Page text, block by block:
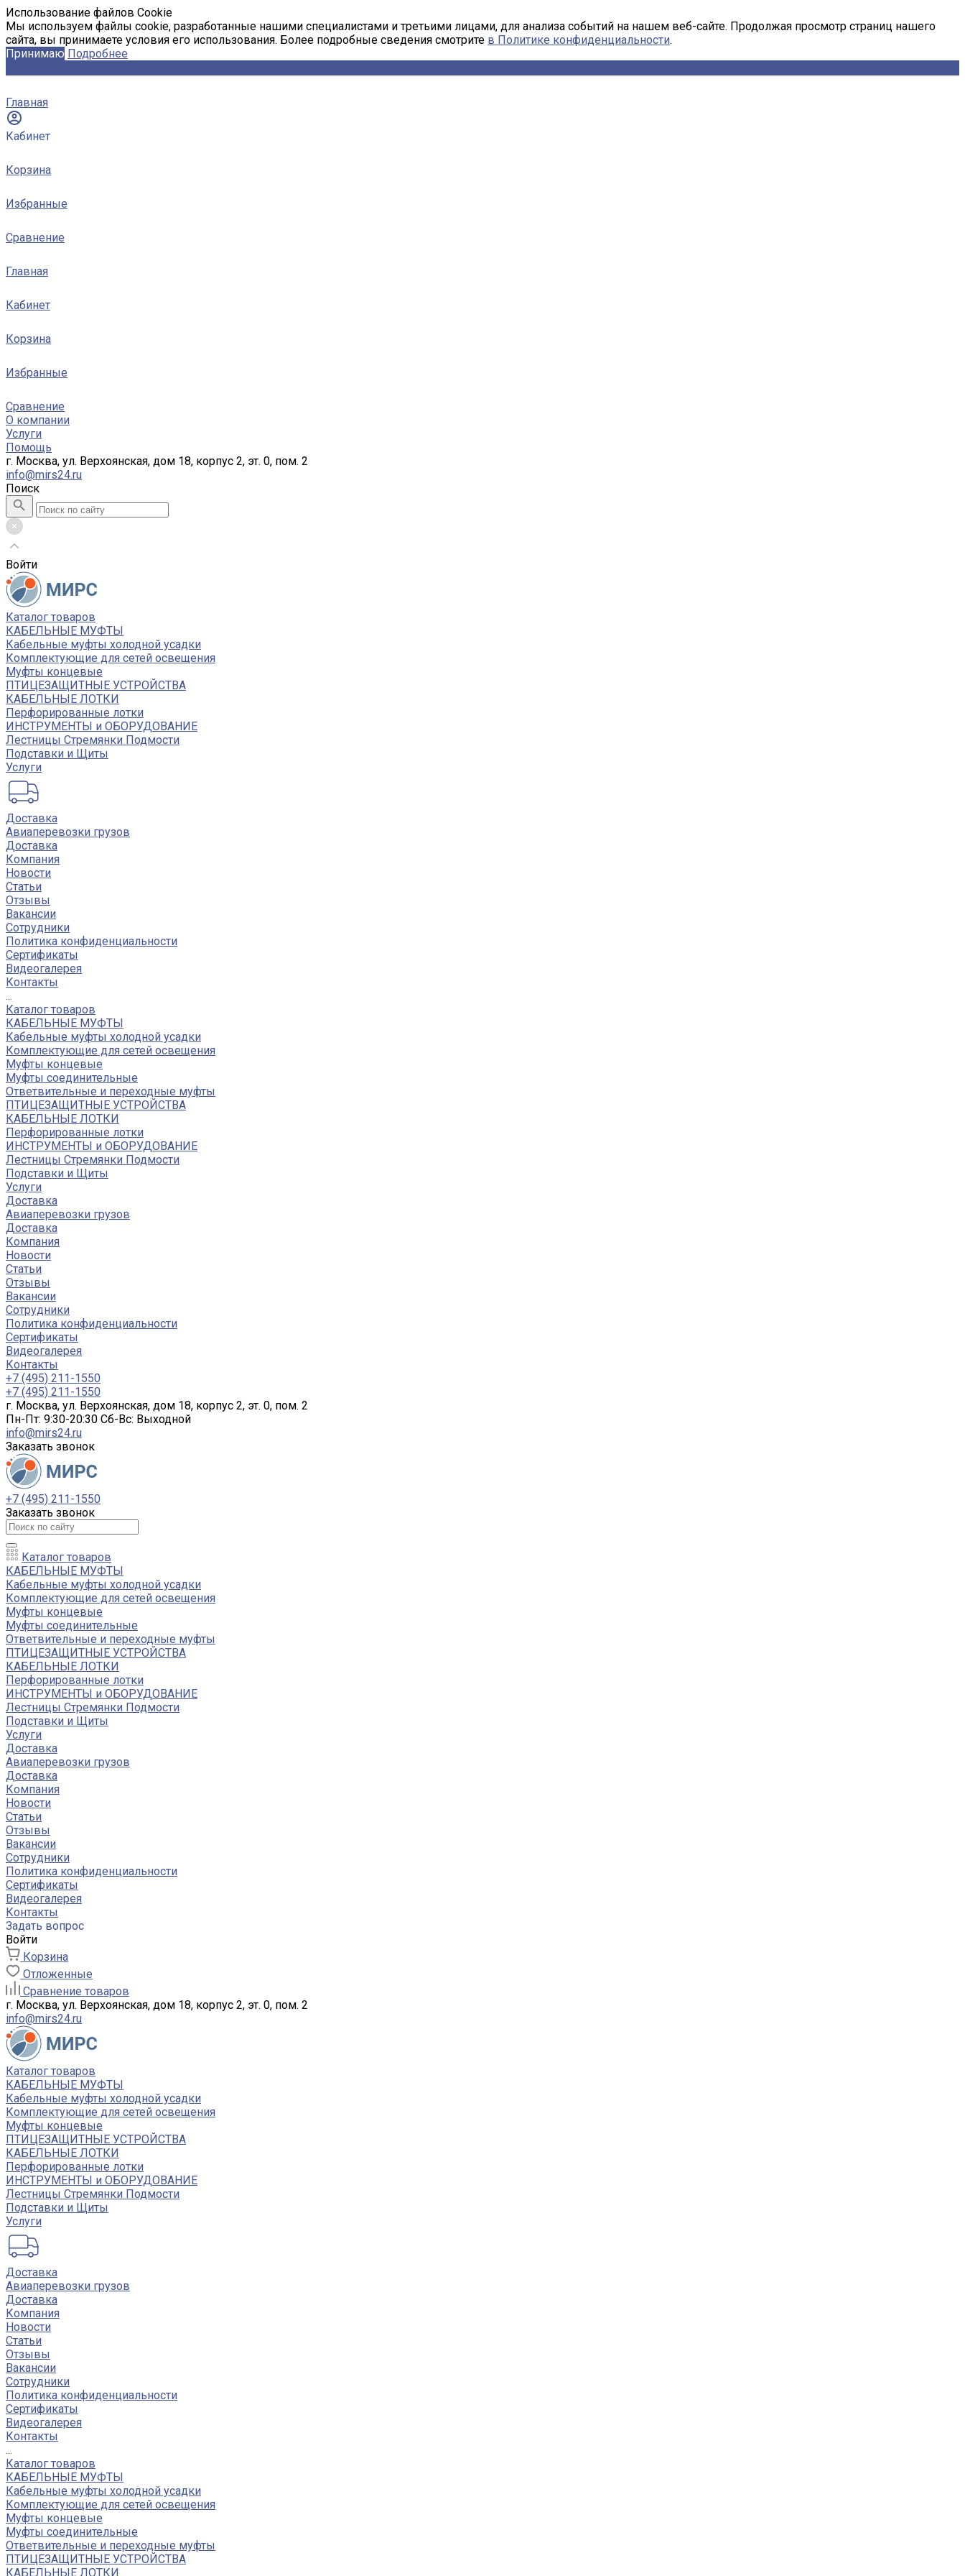
Использование файлов Cookie
Мы используем файлы cookie, разработанные нашими специалистами и третьими лицами, для анализа событий на нашем веб-сайте. Продолжая просмотр страниц нашего
сайта, вы принимаете условия его использования. Более подробные сведения смотрите в Политике конфиденциальности.
Принимаю Подробнее
Главная
Кабинет
Корзина
Избранные
Сравнение
Главная
Кабинет
Корзина
Избранные
Сравнение
О компании
Услуги
Помощь
г. Москва, ул. Верхоянская, дом 18, корпус 2, эт. 0, пом. 2
info@mirs24.ru
Поиск
Войти
Каталог товаров
КАБЕЛЬНЫЕ МУФТЫ
Кабельные муфты холодной усадки
Комплектующие для сетей освещения
Муфты концевые
ПТИЦЕЗАЩИТНЫЕ УСТРОЙСТВА
КАБЕЛЬНЫЕ ЛОТКИ
Перфорированные лотки
ИНСТРУМЕНТЫ и ОБОРУДОВАНИЕ
Лестницы Стремянки Подмости
Подставки и Щиты
Услуги
Доставка
Авиаперевозки грузов
Доставка
Компания
Новости
Статьи
Отзывы
Вакансии
Сотрудники
Политика конфиденциальности
Сертификаты
Видеогалерея
Контакты
...
Каталог товаров
КАБЕЛЬНЫЕ МУФТЫ
Кабельные муфты холодной усадки
Комплектующие для сетей освещения
Муфты концевые
Муфты соединительные
Ответвительные и переходные муфты
ПТИЦЕЗАЩИТНЫЕ УСТРОЙСТВА
КАБЕЛЬНЫЕ ЛОТКИ
Перфорированные лотки
ИНСТРУМЕНТЫ и ОБОРУДОВАНИЕ
Лестницы Стремянки Подмости
Подставки и Щиты
Услуги
Доставка
Авиаперевозки грузов
Доставка
Компания
Новости
Статьи
Отзывы
Вакансии
Сотрудники
Политика конфиденциальности
Сертификаты
Видеогалерея
Контакты
+7 (495) 211-1550
+7 (495) 211-1550
г. Москва, ул. Верхоянская, дом 18, корпус 2, эт. 0, пом. 2
Пн-Пт: 9:30-20:30 Cб-Вс: Выходной
info@mirs24.ru
Заказать звонок
+7 (495) 211-1550
Заказать звонок
Каталог товаров
КАБЕЛЬНЫЕ МУФТЫ
Кабельные муфты холодной усадки
Комплектующие для сетей освещения
Муфты концевые
Муфты соединительные
Ответвительные и переходные муфты
ПТИЦЕЗАЩИТНЫЕ УСТРОЙСТВА
КАБЕЛЬНЫЕ ЛОТКИ
Перфорированные лотки
ИНСТРУМЕНТЫ и ОБОРУДОВАНИЕ
Лестницы Стремянки Подмости
Подставки и Щиты
Услуги
Доставка
Авиаперевозки грузов
Доставка
Компания
Новости
Статьи
Отзывы
Вакансии
Сотрудники
Политика конфиденциальности
Сертификаты
Видеогалерея
Контакты
Задать вопрос
Войти
Корзина
Отложенные
Сравнение товаров
г. Москва, ул. Верхоянская, дом 18, корпус 2, эт. 0, пом. 2
info@mirs24.ru
Каталог товаров
КАБЕЛЬНЫЕ МУФТЫ
Кабельные муфты холодной усадки
Комплектующие для сетей освещения
Муфты концевые
ПТИЦЕЗАЩИТНЫЕ УСТРОЙСТВА
КАБЕЛЬНЫЕ ЛОТКИ
Перфорированные лотки
ИНСТРУМЕНТЫ и ОБОРУДОВАНИЕ
Лестницы Стремянки Подмости
Подставки и Щиты
Услуги
Доставка
Авиаперевозки грузов
Доставка
Компания
Новости
Статьи
Отзывы
Вакансии
Сотрудники
Политика конфиденциальности
Сертификаты
Видеогалерея
Контакты
...
Каталог товаров
КАБЕЛЬНЫЕ МУФТЫ
Кабельные муфты холодной усадки
Комплектующие для сетей освещения
Муфты концевые
Муфты соединительные
Ответвительные и переходные муфты
ПТИЦЕЗАЩИТНЫЕ УСТРОЙСТВА
КАБЕЛЬНЫЕ ЛОТКИ